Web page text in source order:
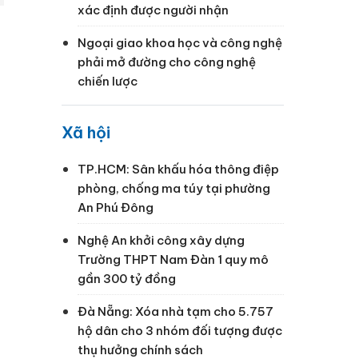
xác định được người nhận
Ngoại giao khoa học và công nghệ
phải mở đường cho công nghệ
chiến lược
Xã hội
TP.HCM: Sân khấu hóa thông điệp
phòng, chống ma túy tại phường
An Phú Đông
Nghệ An khởi công xây dựng
Trường THPT Nam Đàn 1 quy mô
gần 300 tỷ đồng
Đà Nẵng: Xóa nhà tạm cho 5.757
hộ dân cho 3 nhóm đối tượng được
thụ hưởng chính sách